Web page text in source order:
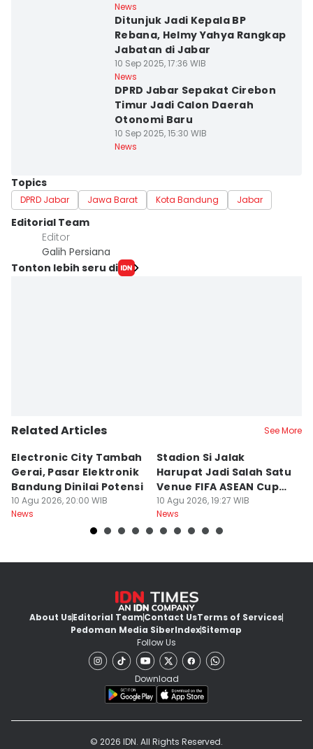
News
Ditunjuk Jadi Kepala BP
Rebana, Helmy Yahya Rangkap
Jabatan di Jabar
10 Sep 2025, 17:36 WIB
News
DPRD Jabar Sepakat Cirebon
Timur Jadi Calon Daerah
Otonomi Baru
10 Sep 2025, 15:30 WIB
News
Topics
DPRD Jabar Jawa Barat Kota Bandung Jabar
Editorial Team
Editor
Galih Persiana
Tonton lebih seru di
Related Articles See More
Electronic City Tambah
Gerai, Pasar Elektronik
Bandung Dinilai Potensi
10 Agu 2026, 20:00 WIB
News
Stadion Si Jalak
Harupat Jadi Salah Satu
Venue FIFA ASEAN Cup
2026
10 Agu 2026, 19:27 WIB
News
About UsEditorial TeamContact UsTerms of Services
Pedoman Media SiberIndexSitemap
Follow Us
Download
© 2026 IDN. All Rights Reserved.